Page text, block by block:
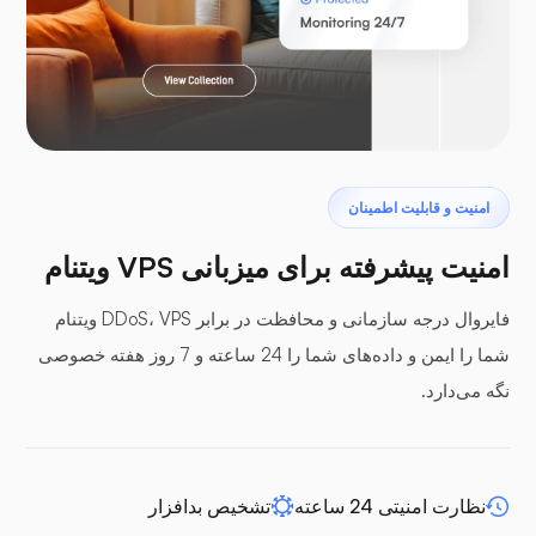
پتروداکتیل
پنل‌های بافر
امنیت و قابلیت اطمینان
امنیت پیشرفته برای میزبانی VPS ویتنام
فایروال درجه سازمانی و محافظت در برابر DDoS، VPS ویتنام
شما را ایمن و داده‌های شما را 24 ساعته و 7 روز هفته خصوصی
نگه می‌دارد.
نظارت امنیتی 24 ساعته تشخیص بدافزار